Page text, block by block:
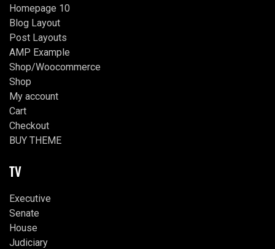
Homepage 10
Blog Layout
Post Layouts
AMP Example
Shop/Woocommerce
Shop
My account
Cart
Checkout
BUY THEME
TV
Executive
Senate
House
Judiciary